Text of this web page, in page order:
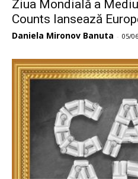
Ziua Mondială a
Counts lansează
Daniela Mironov Banuta - 05/